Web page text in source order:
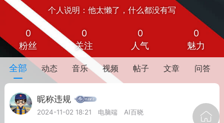
29 10:10 电脑端 智狐AI工作台
中英翻译
个人说明：他太懒了，什么都没有写
0
粉丝
0
关注
0
人气
0
魅力
全部 动态 音乐 视频 帖子 文章 问答
昵称违规
2024-11-02 18:21 电脑端 AI百晓